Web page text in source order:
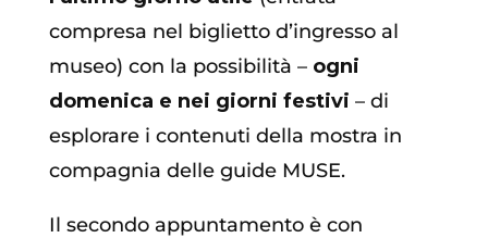
compresa nel biglietto d’ingresso al
museo) con la possibilità – ogni
domenica e nei giorni festivi – di
esplorare i contenuti della mostra in
compagnia delle guide MUSE.
Il secondo appuntamento è con